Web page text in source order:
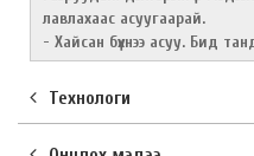
лавлахаас асуугаарай.
- Хайсан бүхнээ асуу. Бид
Технологи